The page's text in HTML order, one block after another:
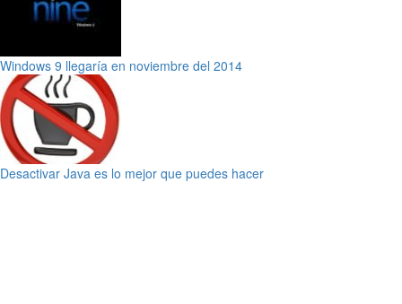
Windows 9 llegaría en noviembre del 2014
Desactivar Java es lo mejor que puedes hacer